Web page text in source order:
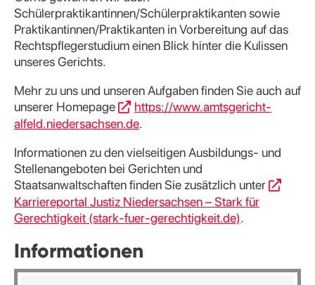
Schülerpraktikantinnen/Schülerpraktikanten sowie
Praktikantinnen/Praktikanten in Vorbereitung auf das
Rechtspflegerstudium einen Blick hinter die Kulissen
unseres Gerichts.
Mehr zu uns und unseren Aufgaben finden Sie auch auf
unserer Homepage
https://www.amtsgericht-
alfeld.niedersachsen.de.
Informationen zu den vielseitigen Ausbildungs- und
Stellenangeboten bei Gerichten und
Staatsanwaltschaften finden Sie zusätzlich unter
Karriereportal Justiz Niedersachsen – Stark für
Gerechtigkeit (stark-fuer-gerechtigkeit.de).
Informationen